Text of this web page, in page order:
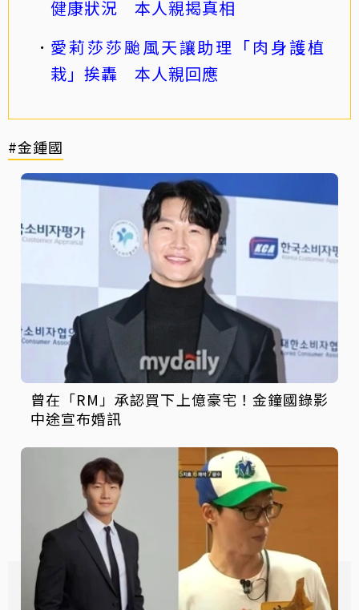
健康狀況 本人親揭真相
愛莉莎莎颱風天讓助理「肉身護植
栽」挨轟 本人親回應
#金鍾國
曾在「RM」承認買下上億豪宅！金鐘國錄影
中途宣布婚訊